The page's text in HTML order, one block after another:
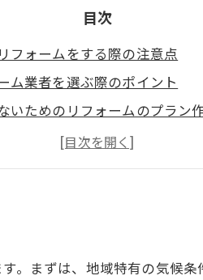
目次
フォームをする際の注意点
ム業者を選ぶ際のポイント
いためのリフォームのプラン
の取り方と重視すべきポイント
トラブル対処法
。まずは、地域特有の気候